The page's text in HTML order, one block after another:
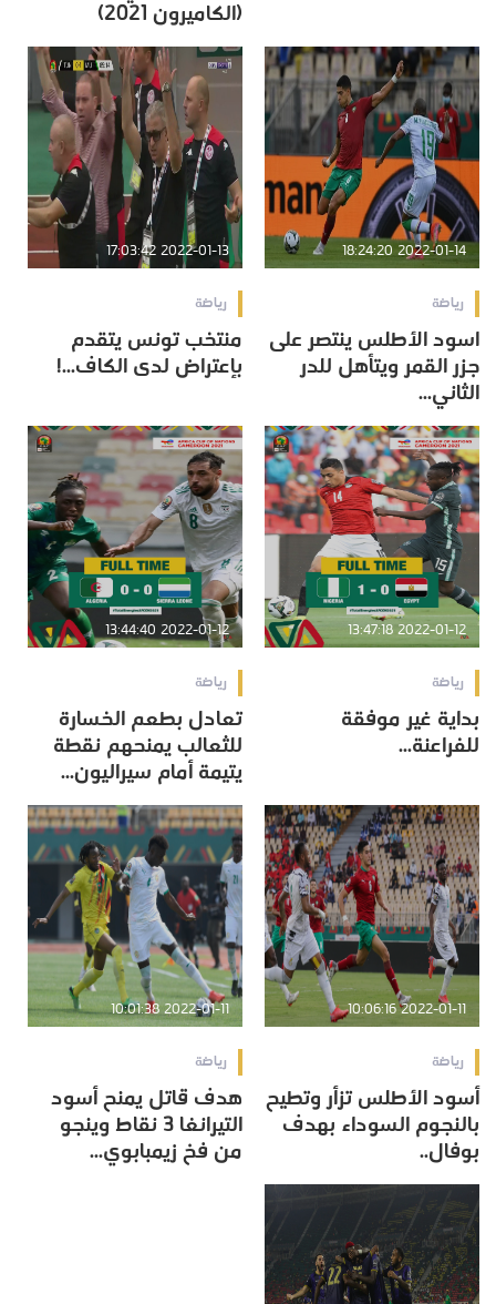
(الكاميرون 2021)
2022-01-14 18:24:20
رياضة
اسود الأطلس ينتصر على
جزر القمر ويتأهل للدر
الثاني...
2022-01-13 17:03:42
رياضة
منتخب تونس يتقدم
بإعتراض لدى الكاف...!‎‎
2022-01-12 13:47:18
رياضة
بداية غير موفقة
للفراعنة...
2022-01-12 13:44:40
رياضة
تعادل بطعم الخسارة
للثعالب يمنحهم نقطة
يتيمة أمام سيراليون...
2022-01-11 10:06:16
رياضة
أسود الأطلس تزأر وتطيح
بالنجوم السوداء بهدف
بوفال..
2022-01-11 10:01:38
رياضة
هدف قاتل يمنح أسود
التيرانغا 3 نقاط وينجو
من فخ زيمبابوي...